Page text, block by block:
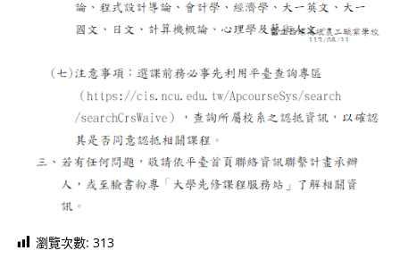
瀏覽次數: 313